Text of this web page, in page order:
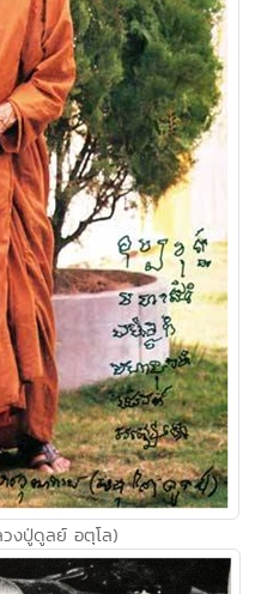
งปู่ดูลย์ อตุโล)